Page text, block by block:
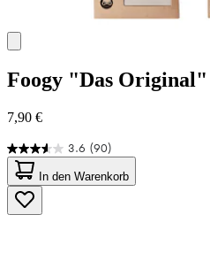
Foogy "Das Original"
7,90 €
3.6 (90)
3.6
von
5
Sternen.
90
In den Warenkorb